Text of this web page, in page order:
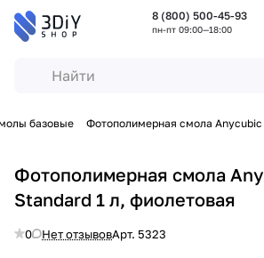
8 (800) 500-45-93
пн-пт 09:00—18:00
базовые Фотополимерная смола
Фотополимерная смола
Standard 1 л, фиолетовая
0 Нет отзывовАрт. 5323